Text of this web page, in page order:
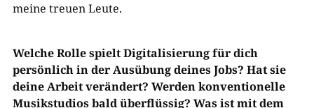
meine treuen Leute.
Welche Rolle spielt Digitalisierung für dich
persönlich in der Ausübung deines Jobs? Hat sie
deine Arbeit verändert? Werden konventionelle
Musikstudios bald überflüssig? Was ist mit dem